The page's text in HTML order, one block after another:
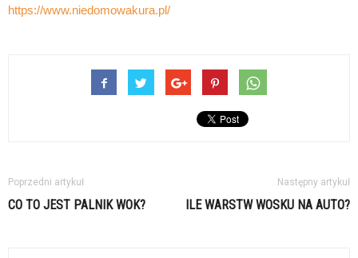
https://www.niedomowakura.pl/
Poprzedni artykuł
CO TO JEST PALNIK WOK?
Następny artykuł
ILE WARSTW WOSKU NA AUTO?